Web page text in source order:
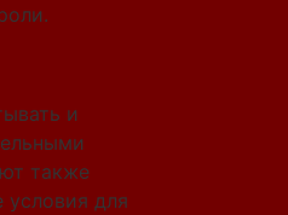
и
также
для